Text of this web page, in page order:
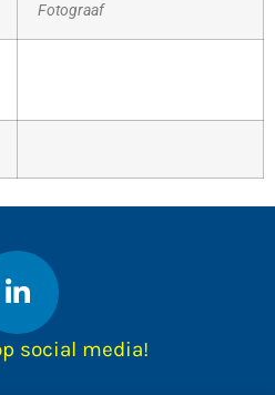
Fotograaf
social media!